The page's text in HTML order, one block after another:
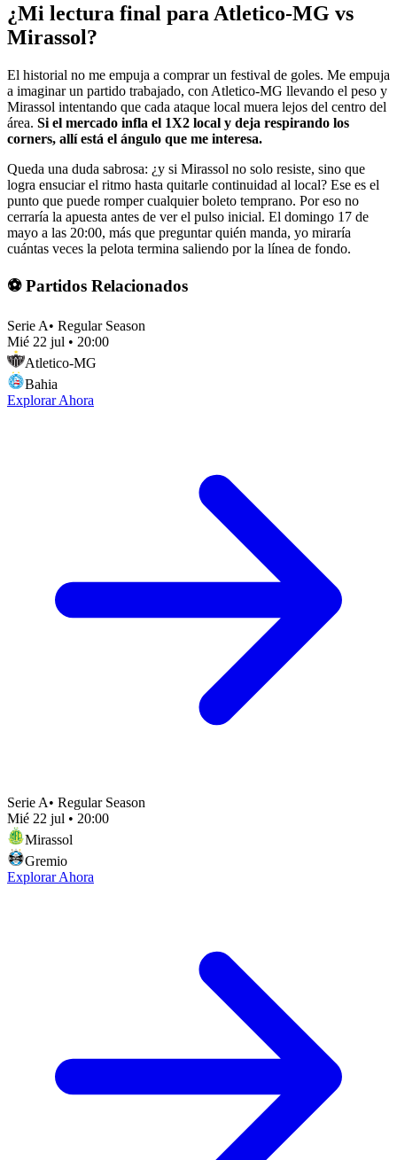
¿Mi lectura final para Atletico-MG vs
Mirassol?
El historial no me empuja a comprar un festival de goles. Me empuja
a imaginar un partido trabajado, con Atletico-MG llevando el peso y
Mirassol intentando que cada ataque local muera lejos del centro del
área. Si el mercado infla el 1X2 local y deja respirando los
corners, allí está el ángulo que me interesa.
Queda una duda sabrosa: ¿y si Mirassol no solo resiste, sino que
logra ensuciar el ritmo hasta quitarle continuidad al local? Ese es el
punto que puede romper cualquier boleto temprano. Por eso no
cerraría la apuesta antes de ver el pulso inicial. El domingo 17 de
mayo a las 20:00, más que preguntar quién manda, yo miraría
cuántas veces la pelota termina saliendo por la línea de fondo.
⚽ Partidos Relacionados
Serie A• Regular Season
Mié 22 jul • 20:00
Atletico-MG
Bahia
Explorar Ahora
Serie A• Regular Season
Mié 22 jul • 20:00
Mirassol
Gremio
Explorar Ahora